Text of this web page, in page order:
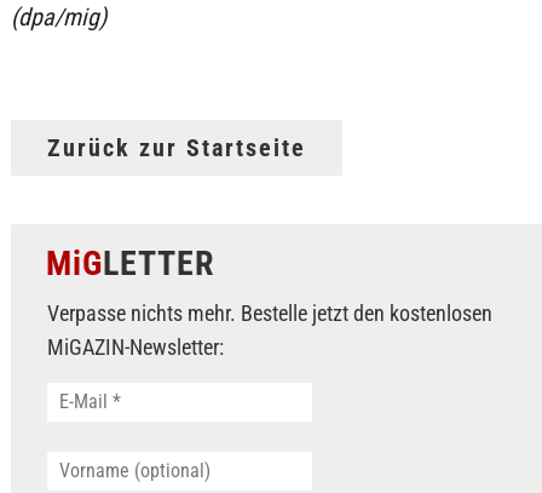
(dpa/mig)
Zurück zur Startseite
MiGLETTER
Verpasse nichts mehr. Bestelle jetzt den kostenlosen
MiGAZIN-Newsletter: